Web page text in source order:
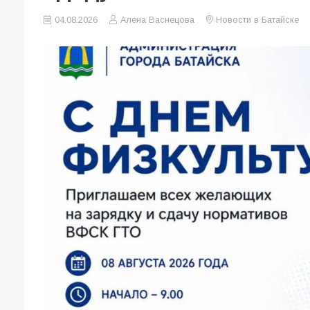
04.08.2026 Алена Васнецова Новости в Батайске